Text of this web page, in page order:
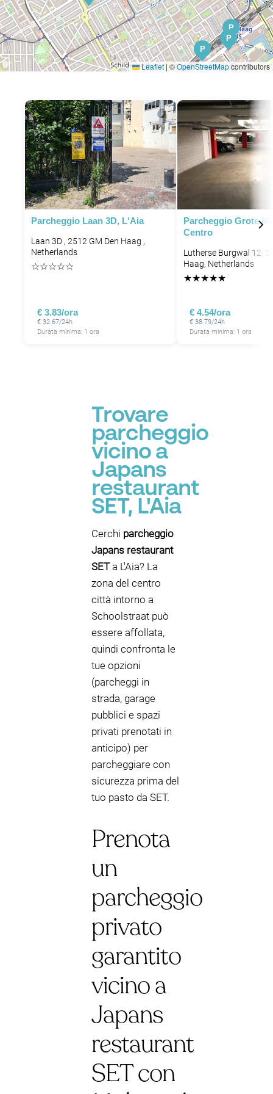
P
P
P
P
P
Leaflet | ©OpenStreetMapcontributors
Parcheggio Laan 3D, L'Aia
Laan 3D , 2512 GM Den Haag ,
Netherlands
☆☆☆☆☆
€ 3.83/ora
€ 32.67/24h
Durata minima: 1 ora
Parcheggio Grote
Centro
Lutherse Burgwal 12,
Haag, Netherlands
★★★★★
€ 4.54/ora
€ 38.79/24h
Durata minima: 1 ora
Trovare
parcheggio
vicino a
Japans
restaurant
SET, L'Aia
Cerchi parcheggio
Japans restaurant
SETa L'Aia? La
zona del centro
città intorno a
Schoolstraat può
essere affollata,
quindi confronta le
tue opzioni
(parcheggi in
strada, garage
pubblici e spazi
privati prenotati in
anticipo) per
parcheggiare con
sicurezza prima del
tuo pasto da SET.
Prenota
un
parcheggio
privato
garantito
vicino a
Japans
restaurant
SET con